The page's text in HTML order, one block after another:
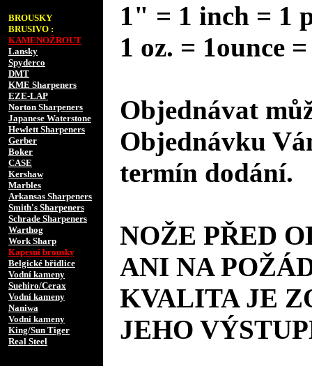
BROUSKY
BRUSIVO :
KAMENOŽROUT
Lansky
Spyderco
DMT
KME Sharpeners
EZE-LAP
Norton Sharpeners
Japanese Waterstone
Hewlett Sharpeners
Gerber
Boker
CASE
Kershaw
Marbles
Arkansas Sharpeners
Smith's Sharpeners
Schrade Sharpeners
Warthog
Work Sharp
Kapesní brousky
Belgické břidlice
Vodní kameny
Suehiro/Cerax
Vodní kameny
Naniwa
Vodní kameny
King/Sun Tiger
Real Steel
1" = 1 inch = 1
1 oz. = 1ounce
Objednávat
Objednávku
termín dodání.
NOŽE PŘED
ANI NA
KVALITA JE
JEHO